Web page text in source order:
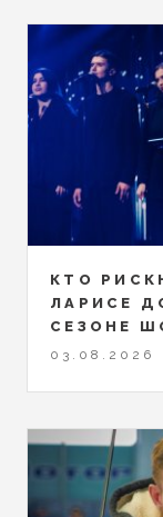
КТО
ЛАРИСЕ
СЕЗОНЕ
03.08.2026